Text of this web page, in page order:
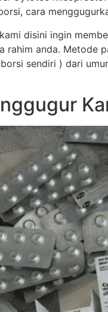
cara
disini ingin
rahim anda. Metode
sendiri ) dari